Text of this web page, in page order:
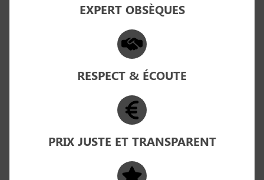
EXPERT OBSÈQUES
RESPECT & ÉCOUTE
PRIX JUSTE ET TRANSPARENT